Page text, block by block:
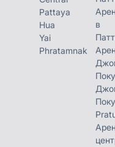
Pattaya
Hua
Yai
Phratamnak
в